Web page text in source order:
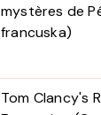
mystères de
francuska)
Tom Clancy's